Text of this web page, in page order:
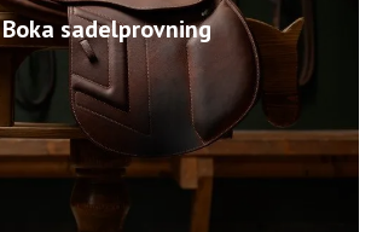
Boka sadelprovning